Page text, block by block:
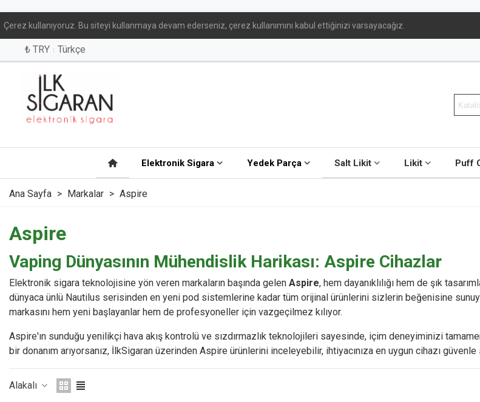
Çerez kullanıyoruz. Bu siteyi kullanmaya devam ederseniz, çerez kullanımını kabul ettiğinizi varsayacağız.
₺ TRY Türkçe
Elektronik Sigara Yedek Parça Salt Likit Likit Puff
Ana Sayfa > Markalar > Aspire
Aspire
Vaping Dünyasının Mühendislik Harikası: Aspire Cihazlar
Elektronik sigara teknolojisine yön veren markaların başında gelen Aspire, hem dayanıklılığı hem de şık
dünyaca ünlü Nautilus serisinden en yeni pod sistemlerine kadar tüm orijinal ürünlerini sizlerin beğenisine
markasını hem yeni başlayanlar hem de profesyoneller için vazgeçilmez kılıyor.
Aspire'ın sunduğu yenilikçi hava akış kontrolü ve sızdırmazlık teknolojileri sayesinde, içim deneyiminizi
bir donanım arıyorsanız, İlkSigaran üzerinden Aspire ürünlerini inceleyebilir, ihtiyacınıza en uygun cihazı
Alakalı